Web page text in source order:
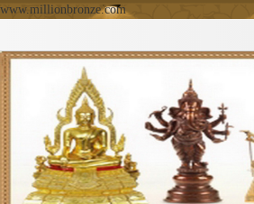
www.millionbronze.com